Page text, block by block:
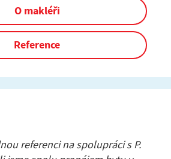
O makléři
Reference
referenci na spolupráci s P.